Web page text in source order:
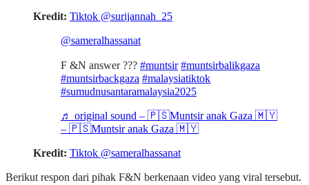
Kredit: Tiktok @surijannah_25
@sameralhassanat
F &N answer ??? #muntsir #muntsirbalikgaza
#muntsirbackgaza #malaysiatiktok
#sumudnusantaramalaysia2025
♬ original sound – 🇵🇸Muntsir anak Gaza 🇲🇾
– 🇵🇸Muntsir anak Gaza 🇲🇾
Kredit: Tiktok @sameralhassanat
Berikut respon dari pihak F&N berkenaan video yang viral tersebut.